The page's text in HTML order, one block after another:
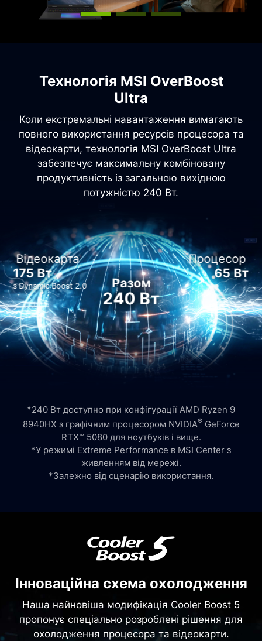
Технологія MSI OverBoost
Ultra
Коли екстремальні навантаження вимагають
повного використання ресурсів процесора та
відеокарти, технологія MSI OverBoost Ultra
забезпечує максимальну комбіновану
продуктивність із загальною вихідною
потужністю 240 Вт.
Відеокарта
175 Вт
з Dynamic Boost 2.0 Разом
240 Вт
Процесор
65 Вт
*240 Вт доступно при конфігурації AMD Ryzen 9
8940HX з графічним процесором NVIDIA®GeForce
RTX™ 5080 для ноутбуків і вище.
*У режимі Extreme Performance в MSI Center з
живленням від мережі.
*Залежно від сценарію використання.
Інноваційна схема охолодження
Наша найновіша модифікація Cooler Boost 5
пропонує спеціально розроблені рішення для
охолодження процесора та відеокарти.